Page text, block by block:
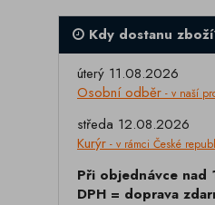
Kdy dostanu
úterý 11.08.2026
Osobní odběr - v naší
středa 12.08.2026
Kurýr - v rámci České
Při objednávce nad
DPH = doprava